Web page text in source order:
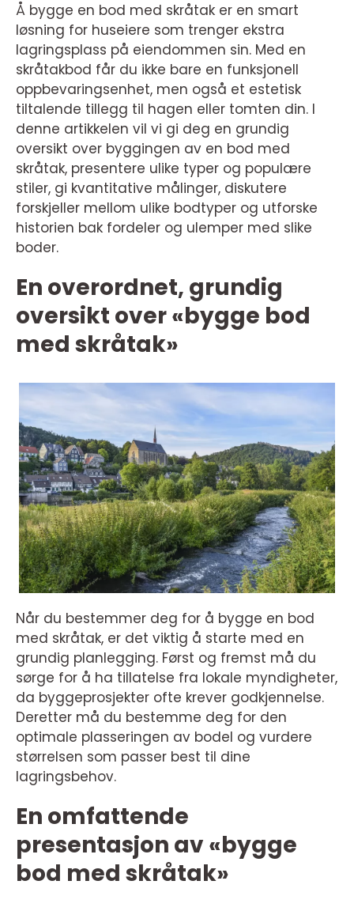
Å bygge en bod med skråtak er en smart
løsning for huseiere som trenger ekstra
lagringsplass på eiendommen sin. Med en
skråtakbod får du ikke bare en funksjonell
oppbevaringsenhet, men også et estetisk
tiltalende tillegg til hagen eller tomten din. I
denne artikkelen vil vi gi deg en grundig
oversikt over byggingen av en bod med
skråtak, presentere ulike typer og populære
stiler, gi kvantitative målinger, diskutere
forskjeller mellom ulike bodtyper og utforske
historien bak fordeler og ulemper med slike
boder.
En overordnet, grundig
oversikt over «bygge bod
med skråtak»
Når du bestemmer deg for å bygge en bod
med skråtak, er det viktig å starte med en
grundig planlegging. Først og fremst må du
sørge for å ha tillatelse fra lokale myndigheter,
da byggeprosjekter ofte krever godkjennelse.
Deretter må du bestemme deg for den
optimale plasseringen av bodel og vurdere
størrelsen som passer best til dine
lagringsbehov.
En omfattende
presentasjon av «bygge
bod med skråtak»